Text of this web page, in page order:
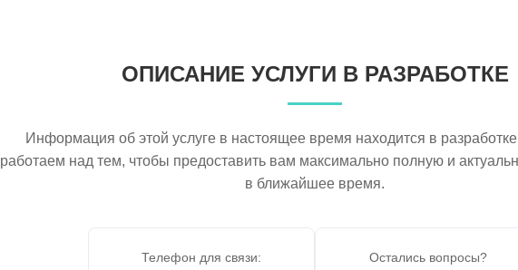
ОПИСАНИЕ УСЛУГИ В РАЗРАБОТКЕ
Информация об этой услуге в настоящее время находится в
работаем над тем, чтобы предоставить вам максимально полную и
в ближайшее время.
Телефон для связи: Остались вопросы?